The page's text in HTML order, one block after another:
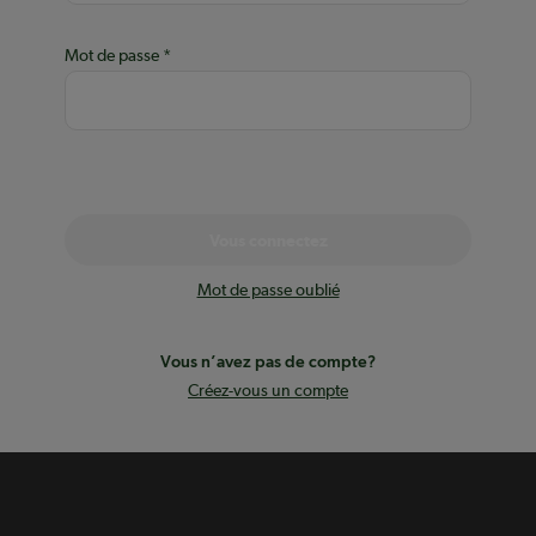
Mot de passe
Mot de passe oublié
Vous n’avez pas de compte?
Créez-vous un compte